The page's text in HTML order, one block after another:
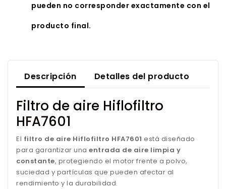
pueden no corresponder exactamente con el
producto final.
Descripción Detalles del producto
Filtro de aire Hiflofiltro
HFA7601
El filtro de aire Hiflofiltro HFA7601 está diseñado
para garantizar una entrada de aire limpia y
constante, protegiendo el motor frente a polvo,
suciedad y partículas que pueden afectar al
rendimiento y la durabilidad.